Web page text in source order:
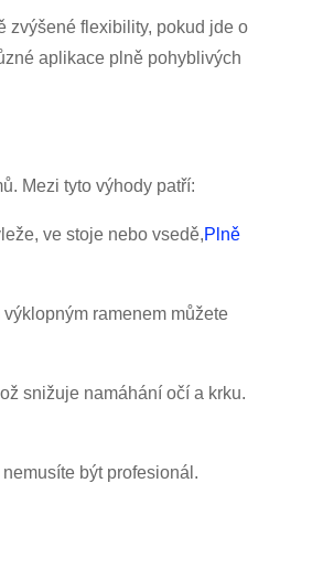
zvýšené flexibility, pokud jde o
aplikace plně pohyblivých
Mezi tyto výhody patří:
ve stoje nebo vsedě,Plně
ramenem můžete
snižuje namáhání očí a krku.
být profesionál.